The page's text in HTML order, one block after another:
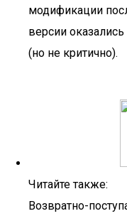
модификации
версии
(но не критично).
Читайте также:
Возвратно-